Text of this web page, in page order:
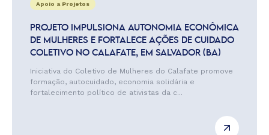
Apoio a Projetos
PROJETO IMPULSIONA AUTONOMIA ECONÔMICA
DE MULHERES E FORTALECE AÇÕES DE CUIDADO
COLETIVO NO CALAFATE, EM SALVADOR (BA)
Iniciativa do Coletivo de Mulheres do Calafate promove
formação, autocuidado, economia solidária e
fortalecimento político de ativistas da c...